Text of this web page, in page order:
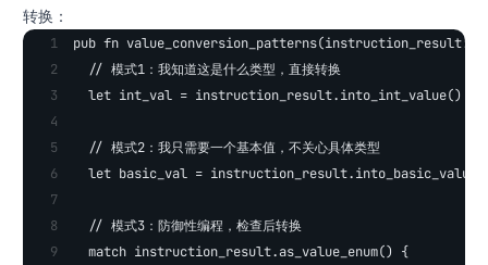
转换：
pub fn value_conversion_patterns(instruction_result:
  // 模式1：我知道这是什么类型，直接转换
  let int_val = instruction_result.into_int_value()
  // 模式2：我只需要一个基本值，不关心具体类型
let basic_val =
  // 模式3：防御性编程，检查后转换
  match instruction_result.as_value_enum() {